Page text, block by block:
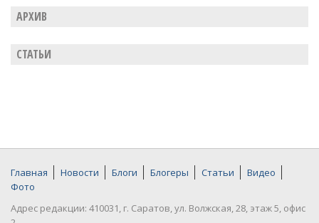
АРХИВ
СТАТЬИ
Главная Новости Блоги Блогеры Статьи
Видео
Фото
Адрес редакции: 410031, г. Саратов, ул. Волжская, 28, этаж 5, офис